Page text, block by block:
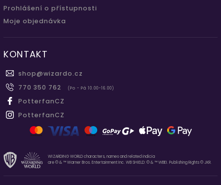
Prohlášení o přístupnosti
Moje objednávka
KONTAKT
shop@wizardo.cz
770 350 762
(Po - Pá 10.00-16.00)
PotterfanCZ
PotterfanCZ
WIZARDING WORLD characters, names and related indicia
are © & ™ Warner Bros. Entertainment Inc. WB SHIELD: © & ™ WBEI. Publishing Rights © JKR.